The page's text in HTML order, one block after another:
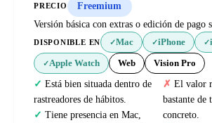
PRECIO
Freemium
Versión básica con extras o edición de pago
DISPONIBLE EN ✓Mac ✓iPhone ✓
✓Apple Watch Web Vision Pro
Está bien situada dentro de
rastreadores de hábitos.
Tiene presencia en Mac,
El valor
bastante
concreto.